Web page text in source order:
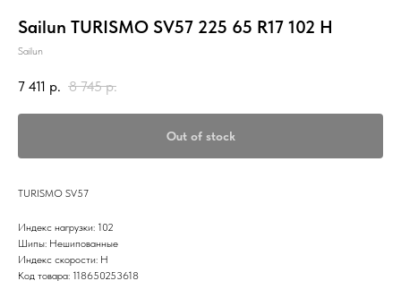
Sailun TURISMO SV57 225 65 R17 102 H
Sailun
7 411 р. 8 745 р.
Out of stock
TURISMO SV57
Индекс нагрузки: 102
Шипы: Нешипованные
Индекс скорости: H
Код товара: 118650253618